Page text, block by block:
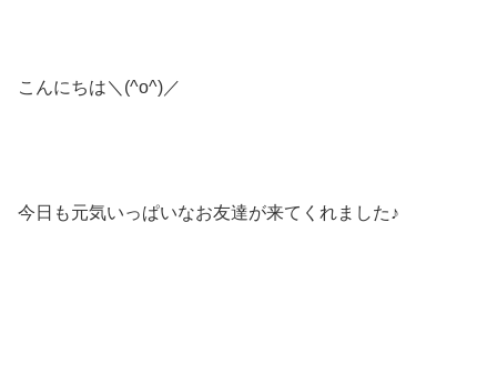
こんにちは＼(^o^)／
今日も元気いっぱいなお友達が来てくれました♪